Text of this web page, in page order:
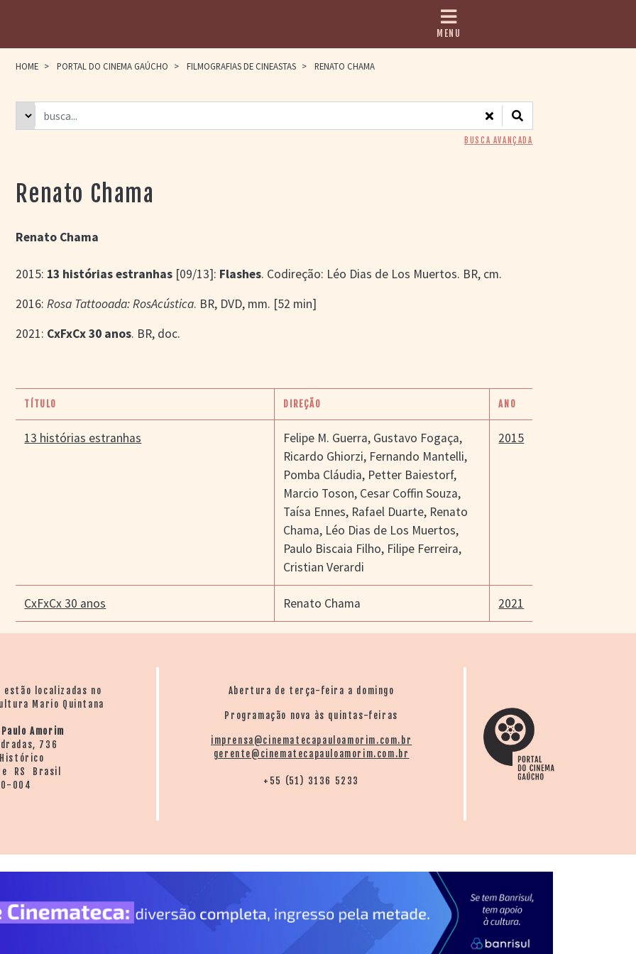
MENU
HOME > PORTAL DO CINEMA GAÚCHO > FILMOGRAFIAS DE CINEASTAS > RENATO CHAMA
BUSCA AVANÇADA
Renato Chama
Renato Chama
2015: 13 histórias estranhas [09/13]: Flashes. Codireção: Léo Dias de Los Muertos. BR, cm.
2016:Rosa Tattooada: RosAcústica. BR, DVD, mm. [52 min]
2021: CxFxCx 30 anos. BR, doc.
TÍTULO DIREÇÃO ANO
13 histórias estranhas Felipe M. Guerra, Gustavo Fogaça,
Ricardo Ghiorzi, Fernando Mantelli,
Pomba Cláudia, Petter Baiestorf,
Marcio Toson, Cesar Coffin Souza,
Taísa Ennes, Rafael Duarte, Renato
Chama, Léo Dias de Los Muertos,
Paulo Biscaia Filho, Filipe Ferreira,
Cristian Verardi
2015
CxFxCx 30 anos Renato Chama 2021
estão localizadas no
Mario Quintana
Amorim
736
RS Brasil
004
Abertura de terça-feira a domingo
Programação nova às quintas-feiras
imprensa@cinematecapauloamorim.com.br
gerente@cinematecapauloamorim.com.br
+55 (51) 3136 5233